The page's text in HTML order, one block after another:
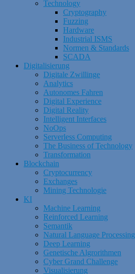
Technology
Cryptography
Fuzzing
Hardware
Industrial ISMS
Normen & Standards
SCADA
Digitalisierung
Digitale Zwillinge
Analytics
Autonomes Fahren
Digital Experience
Digital Reality
Intelligent Interfaces
NoOps
Serverless Computing
The Business of Technology
Transformation
Blockchain
Cryptocurrency
Exchanges
Mining Technologie
KI
Machine Learning
Reinforced Learning
Semantik
Natural Language Processing
Deep Learning
Genetische Algrorithmen
Cyber Grand Challenge
Visualisierung